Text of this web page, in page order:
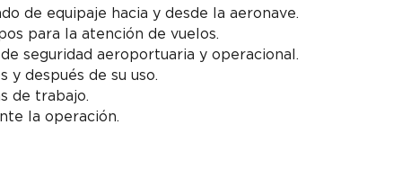
de equipaje hacia y desde la aeronave.
para la atención de vuelos.
seguridad aeroportuaria y operacional.
y después de su uso.
de trabajo.
la operación.